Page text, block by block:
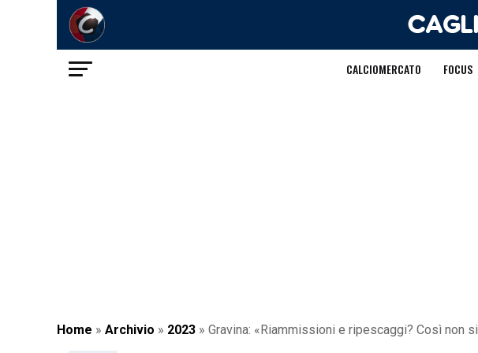
CALCIOMERCATO FOCUS
Home » Archivio » 2023 » Gravina: «Riammissioni e ripescaggi? Così non